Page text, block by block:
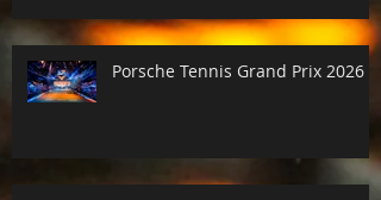
Porsche Tennis Grand Prix 2026